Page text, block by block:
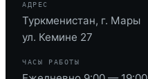
АДРЕС
Туркменистан, г. Мары
ул. Кемине 27
ЧАСЫ РАБОТЫ